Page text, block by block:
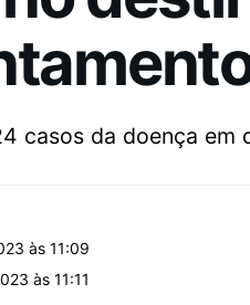
casos da doença em
às 11:09
às 11:11